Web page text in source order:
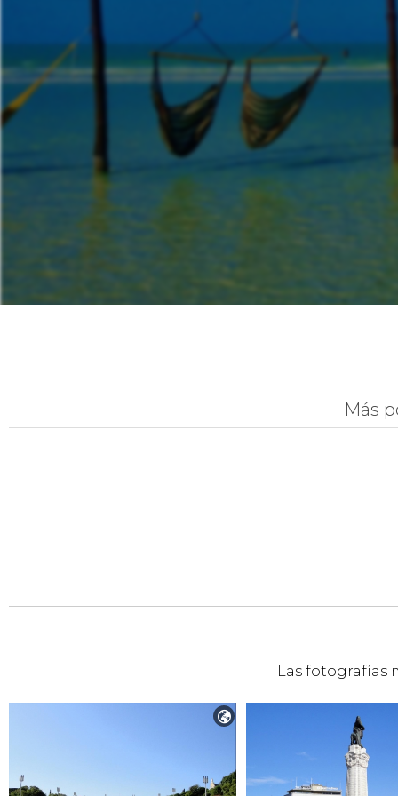
Más
Las fotografías
